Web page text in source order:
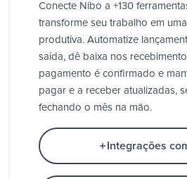
Conecte Nibo a +130
transforme seu trabalho em
produtiva. Automatize
saída, dê baixa nos
pagamento é confirmado e
pagar e a receber atualizadas,
fechando o mês na mão.
Integrações